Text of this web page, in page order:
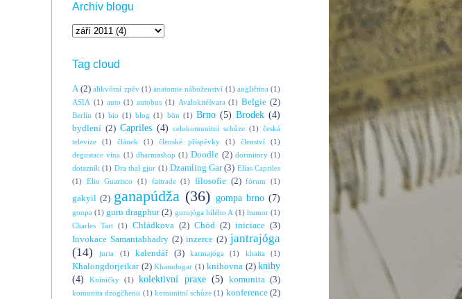
Archiv blogu
Tag cloud
A (2) alikvótní zpěv (1) anatomie náboženství (1) angličtina (1)
ASIA (1) auto (1) autobus (1) Avalokitéšvara (1) Belgie (2)
Berlín (1) bio (1) blog (1) bön (1) Brno (5) Brodek (4)
bydlení (2) Capriles (4) celokomunitní schůze (1) česká
televize
(1) článek (1) členské příspěvky (1) členství
(1)
degustace vína (1) dharmashop (1) Doodle (2) dormitory (1)
dotazník (1) Dra thal gjur (1) Dzamling Gar (3) Elías Capriles
(1) Elio Guarisco (1) faitrade (1) filosofie (2) fórum (1)
gakyil (2) ganapúdža (36) gompa brno (7)
gonpa (1) guru dragphur (2) gurujóga bílého A (1) humor (1)
Charles Tart (1) Chládkova (2) Chöd (2) iniciace (3)
Invokace Samantabhadry (2) inzerce (2) jantrajóga
(14)
jurta (1) kalendář (3) karmajóga (1) khaita (1)
Khalongdorjeikar (2) Khamdogar (1) knihovna (2) knihy
(4)
Kníničky (1) kolektivní praxe (5) komunita (3)
komunita dzogčhenu (1) komunitní schůze (1) konference (2)